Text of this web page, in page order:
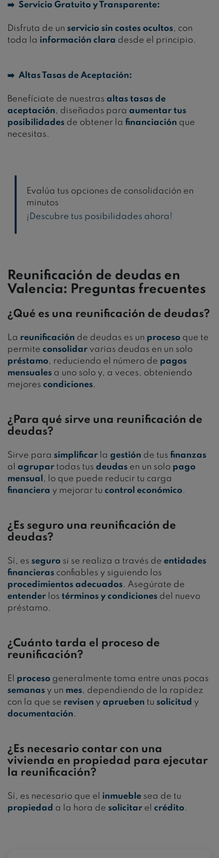
➡️ Servicio Gratuito y Transparente:
Disfruta de un servicio sin costes ocultos, con
toda la información clara desde el principio.
➡️ Altas Tasas de Aceptación:
Benefíciate de nuestras altas tasas de
aceptación, diseñadas para aumentar tus
posibilidades de obtener la financiación que
necesitas.
Evalúa tus opciones de consolidación en
minutos
¡Descubre tus posibilidades ahora!
Reunificación de deudas en
Valencia: Preguntas frecuentes
¿Qué es una reunificación de deudas?
La reunificación de deudas es un proceso que te
permite consolidar varias deudas en un solo
préstamo, reduciendo el número de pagos
mensuales a uno solo y, a veces, obteniendo
mejores condiciones.
¿Para qué sirve una reunificación de
deudas?
Sirve para simplificar la gestión de tus finanzas
al agrupar todas tus deudas en un solo pago
mensual , lo que puede reducir tu carga
financiera y mejorar tu control económico.
¿Es seguro una reunificación de
deudas?
Sí, es seguro si se realiza a través de entidades
financieras confiables y siguiendo los
procedimientos adecuados. Asegúrate de
entender los términos y condiciones del nuevo
préstamo.
¿Cuánto tarda el proceso de
reunificación?
El proceso generalmente toma entre unas pocas
semanas y un mes, dependiendo de la rapidez
con la que se revisen y aprueben tu solicitud y
documentación.
¿Es necesario contar con una
vivienda en propiedad para ejecutar
la reunificación?
Sí, es necesario que el inmueble sea de tu
propiedad a la hora de solicitar el crédito.